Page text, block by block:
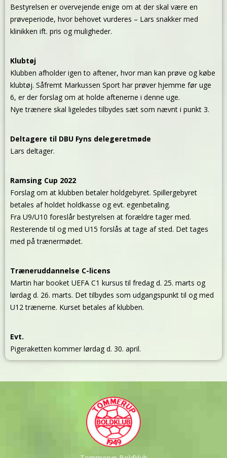
Bestyrelsen er overvejende enige om at der skal være en
prøveperiode, hvor behovet vurderes – Lars snakker med
klinikken ift. pris og muligheder.
Klubtøj
Klubben afholder igen to aftener, hvor man kan prøve og købe
klubtøj. Såfremt Markussen Sport har prøver hjemme før uge
6, er der forslag om at holde aftenerne i denne uge.
Nye trænere skal ligeledes tilbydes sæt som nævnt i punkt 3.
Deltagere til DBU Fyns delegeretmøde
Lars deltager.
Ramsing Cup 2022
Forslag om at klubben betaler holdgebyret. Spillergebyret
betales af holdet holdkasse og evt. egenbetaling.
Fra U9/U10 foreslår bestyrelsen at forældre tager med.
Resterende til og med U15 forslås at tage af sted. Det tages
med på trænermødet.
Træneruddannelse C-licens
Martin har booket UEFA C1 kursus til fredag d. 25. marts og
lørdag d. 26. marts. Det tilbydes som udgangspunkt til og med
U12 trænerne. Kurset betales af klubben.
Evt.
Pigeraketten kommer lørdag d. 30. april.